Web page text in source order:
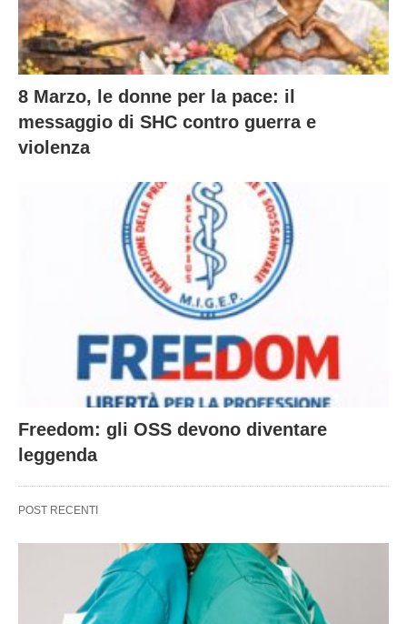
8 Marzo, le donne per la pace: il
messaggio di SHC contro guerra e
violenza
Freedom: gli OSS devono diventare
leggenda
POST RECENTI